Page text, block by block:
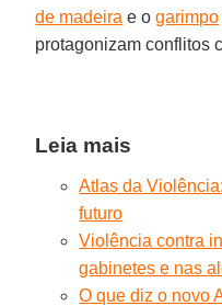
de madeira e ogarimpo
protagonizam conflitos
Leia mais
Atlas da
futuro
Violência contra
gabinetes e nas
O que diz o novo